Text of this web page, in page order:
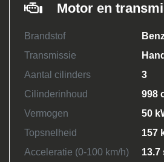
Motor en
Brandstof
Transmissie
Aantal cilinders
3
Cilinderinhoud
998
Vermogen
50
Topsnelheid
157
Acceleratie (0-100 km/h)
13.7